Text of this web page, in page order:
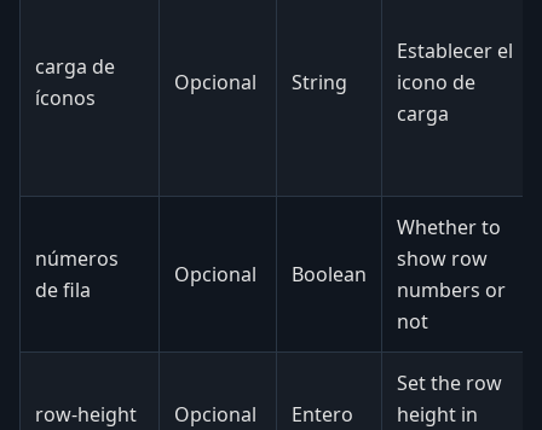
carga de
íconos
Opcional String
Establecer el
icono de
carga
números
de fila
Opcional Boolean
Whether to
show row
numbers or
not
row-height Opcional Entero
Set the row
height in